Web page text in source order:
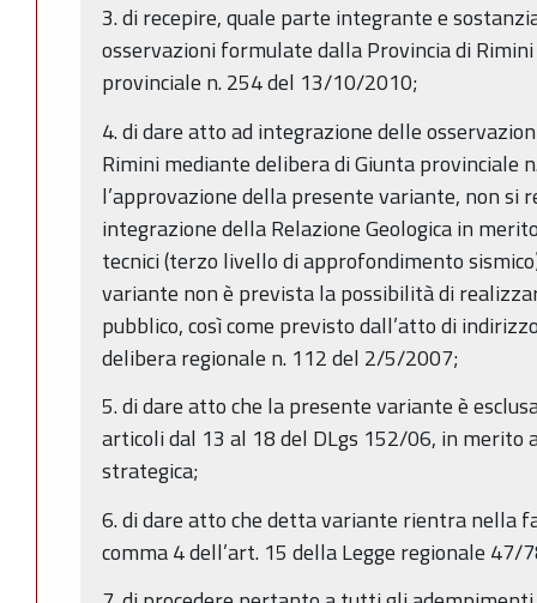
3. di recepire, quale parte integrante e
osservazioni formulate dalla Provincia di
provinciale n. 254 del 13/10/2010;
4. di dare atto ad integrazione delle
Rimini mediante delibera di Giunta provinciale
l’approvazione della presente variante, non si
integrazione della Relazione Geologica in
tecnici (terzo livello di approfondimento
variante non è prevista la possibilità di
pubblico, così come previsto dall’atto di
delibera regionale n. 112 del 2/5/2007;
5. di dare atto che la presente variante è
articoli dal 13 al 18 del DLgs 152/06, in merito
strategica;
6. di dare atto che detta variante rientra nella
comma 4 dell’art. 15 della Legge regionale 47/